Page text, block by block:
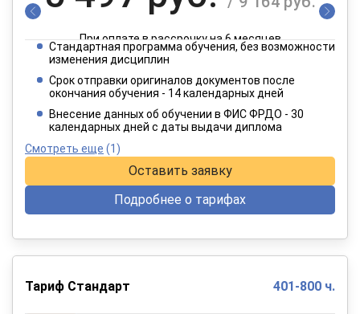
При оплате в рассрочку на 6 месяцев
2 749 руб.
При оплате в рассрочку на 12 месяцев
Стандартная программа обучения, без возможности
изменения дисциплин
Срок отправки оригиналов документов после
окончания обучения - 14 календарных дней
Внесение данных об обучении в ФИС ФРДО - 30
календарных дней с даты выдачи диплома
Смотреть еще (1)
Оставить заявку
Подробнее о тарифах
Тариф Стандарт 401-800 ч.